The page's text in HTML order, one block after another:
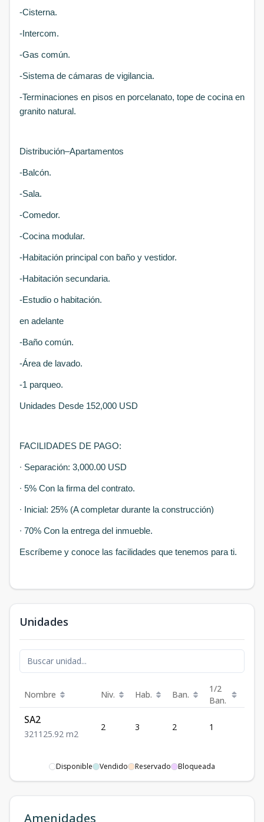
-Cisterna.
-Intercom.
-Gas común.
-Sistema de cámaras de vigilancia.
-Terminaciones en pisos en porcelanato, tope de cocina en
granito natural.
Distribución–Apartamentos
-Balcón.
-Sala.
-Comedor.
-Cocina modular.
-Habitación principal con baño y vestidor.
-Habitación secundaria.
-Estudio o habitación.
en adelante
-Baño común.
-Área de lavado.
-1 parqueo.
Unidades Desde 152,000 USD
FACILIDADES DE PAGO:
∙ Separación: 3,000.00 USD
∙ 5% Con la firma del contrato.
∙ Inicial: 25% (A completar durante la construcción)
∙ 70% Con la entrega del inmueble.
Escríbeme y conoce las facilidades que tenemos para ti.
Unidades
Nombre Niv. Hab. Ban.
1/2
Ban.
SA2
321 125.92 m2
2 3 2 1
Disponible Vendido Reservado Bloqueada
Amenidades